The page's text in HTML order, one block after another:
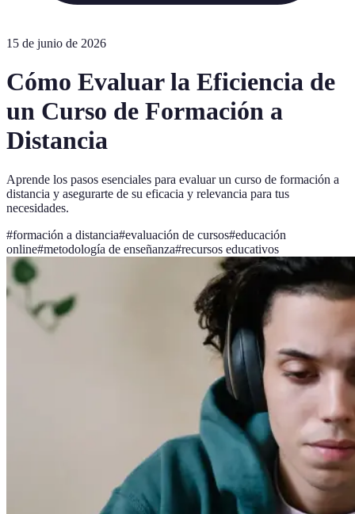
15 de junio de 2026
Cómo Evaluar la Eficiencia de
un Curso de Formación a
Distancia
Aprende los pasos esenciales para evaluar un curso de formación a
distancia y asegurarte de su eficacia y relevancia para tus
necesidades.
#formación a distancia#evaluación de cursos#educación
online#metodología de enseñanza#recursos educativos